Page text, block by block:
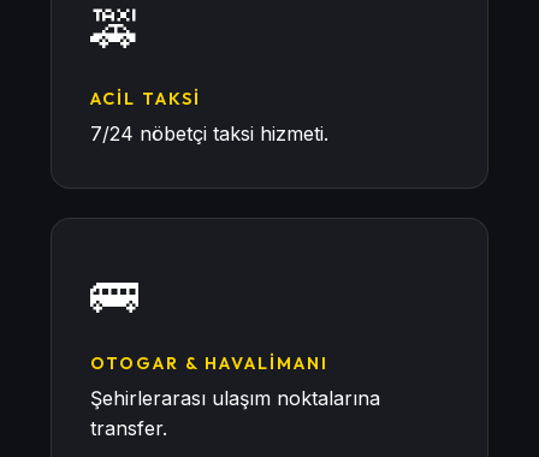
🚕
ACIL TAKSI
7/24 nöbetçi taksi hizmeti.
🚌
OTOGAR & HAVALIMANI
Şehirlerarası ulaşım noktalarına
transfer.